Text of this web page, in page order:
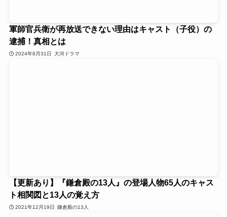
軍師官兵衛が再放送できない理由はキャスト（子役）の
逮捕！真相とは
2024年8月31日 大河ドラマ
【更新あり】『鎌倉殿の13人』の登場人物65人のキャス
ト相関図と13人の覚え方
2021年12月19日 鎌倉殿の13人